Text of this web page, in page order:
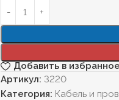
Добавить в избранное
Артикул: 3220
Категория: Кабель и